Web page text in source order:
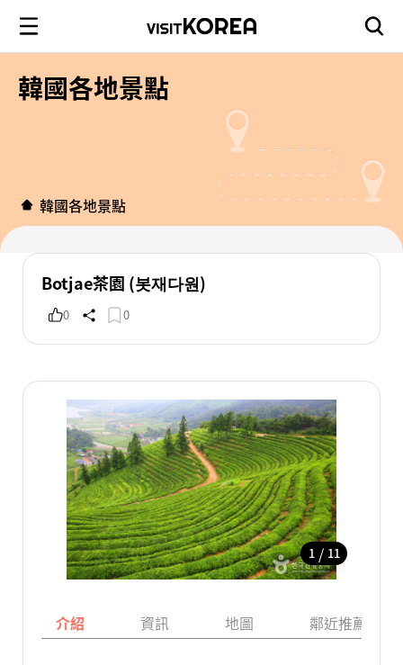
韓國各地景點
韓國各地景點
Botjae茶園 (봇재다원)
0 0
1 / 11
介紹 資訊 地圖 鄰近推薦景點